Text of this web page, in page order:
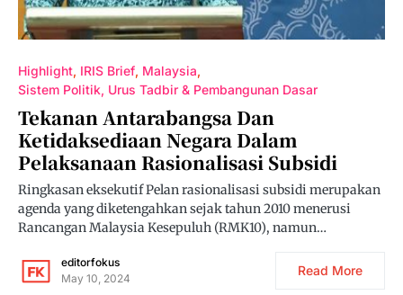
Highlight IRIS Brief Malaysia
Sistem Politik, Urus Tadbir & Pembangunan Dasar
Tekanan Antarabangsa Dan
Ketidaksediaan Negara Dalam
Pelaksanaan Rasionalisasi Subsidi
Ringkasan eksekutif Pelan rasionalisasi subsidi merupakan
agenda yang diketengahkan sejak tahun 2010 menerusi
Rancangan Malaysia Kesepuluh (RMK10), namun…
editorfokus
May 10, 2024
Read More